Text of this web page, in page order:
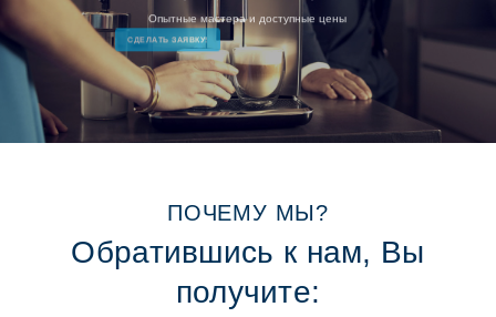
Опытные мастера и доступные цены
ПОЧЕМУ МЫ?
Обратившись к нам, Вы
получите: